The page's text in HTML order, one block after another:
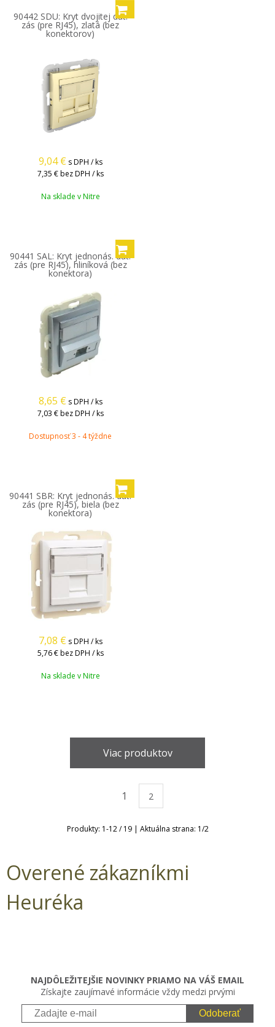
90442 SDU: Kryt dvojitej dát.
zás (pre RJ45), zlatá (bez
konektorov)
9,04 € s DPH / ks
7,35 € bez DPH / ks
Na sklade v Nitre
90441 SAL: Kryt jednonás. dát.
zás (pre RJ45), hliníková (bez
konektora)
8,65 € s DPH / ks
7,03 € bez DPH / ks
Dostupnosť 3 - 4 týždne
90441 SBR: Kryt jednonás. dát.
zás (pre RJ45), biela (bez
konektora)
7,08 € s DPH / ks
5,76 € bez DPH / ks
Na sklade v Nitre
Viac produktov
1 2
Produkty: 1-12/19| Aktuálna strana: 1/2
Overené zákazníkmi
Heuréka
NAJDÔLEŽITEJŠIE NOVINKY PRIAMO NA VÁŠ EMAIL
Získajte zaujímavé informácie vždy medzi prvými
Odoberať